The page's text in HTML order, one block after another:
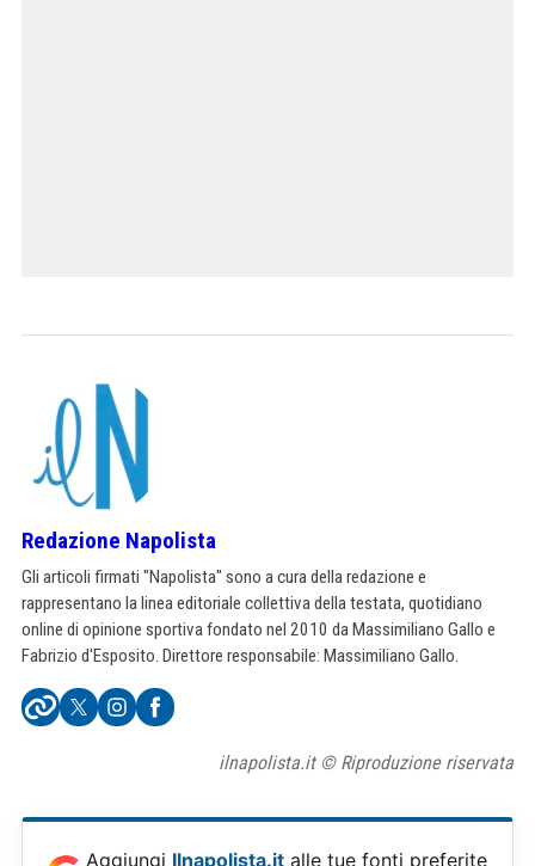
Redazione Napolista
Gli articoli firmati "Napolista" sono a cura della redazione e
rappresentano la linea editoriale collettiva della testata, quotidiano
online di opinione sportiva fondato nel 2010 da Massimiliano Gallo e
Fabrizio d'Esposito. Direttore responsabile: Massimiliano Gallo.
ilnapolista.it © Riproduzione riservata
Aggiungi Ilnapolista.it alle tue fonti preferite